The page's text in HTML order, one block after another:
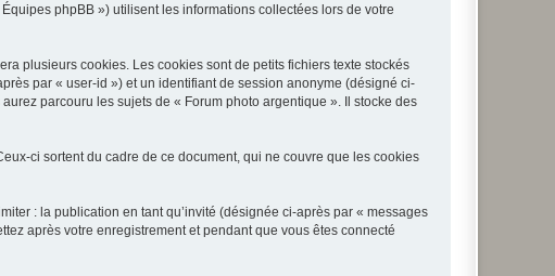
phpBB ») utilisent les informations collectées lors de votre
plusieurs cookies. Les cookies sont de petits fichiers texte stockés
par « user-id ») et un identifiant de session anonyme (désigné ci-
parcouru les sujets de « Forum photo argentique ». Il stocke des
ci sortent du cadre de ce document, qui ne couvre que les cookies
: la publication en tant qu’invité (désignée ci-après par « messages
après votre enregistrement et pendant que vous êtes connecté